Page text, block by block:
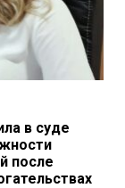
в суде
после